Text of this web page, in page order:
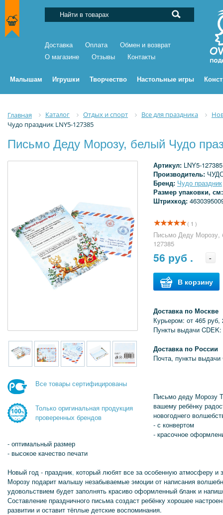
Доставка Оплата
Обмен и возврат
О магазине
Отзывы Контакты
Малышам Игрушки Творчество Настольные игры
Главная Каталог Отдых и спорт Все для праздника
Чудо праздник LNY5-127385
Письмо Деду Морозу, белый Чудо
Все товары сертифицированы
Только оригинальная продукция
проверенных брендов
Артикул: LNY5-127385
Производитель:
Бренд: Чудо праздник
Размер упаковки,
Штрихкод:
( 1 )
Письмо Деду Морозу,
127385
56 руб . -
В корзину
Доставка по Москве
Курьером: от 465 руб,
Пункты выдачи
Доставка по России
Почта, пункты выдачи
Письмо деду Морозу
вашему ребёнку
новогоднего
- с конвертом
- красочное
- оптимальный размер
- высокое качество печати
Новый год - праздник, который любят все за особенную атмосферу и
Морозу подарит малышу незабываемые эмоции от написания
удовольствием будет заполнять красиво оформленный бланк и
Составление праздничного письма создаст ребёнку хорошее
развитии и оставит тёплые детские воспоминания.